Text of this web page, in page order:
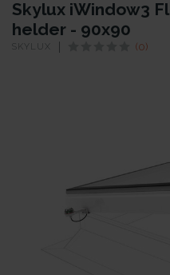
Skylux iWindow3
helder - 90x90
SKYLUX (0)